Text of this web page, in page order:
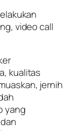
video call
kualitas
jernih
yang